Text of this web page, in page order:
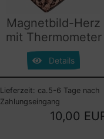
Magnetbild-Herz
mit Thermometer
Details
Lieferzeit: ca.5-6 Tage nach
Zahlungseingang
10,00